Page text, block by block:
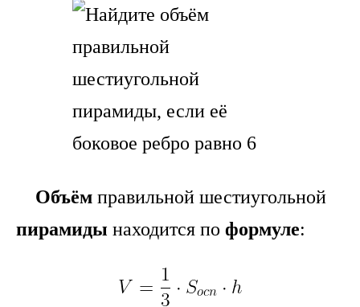
Объём правильной шестиугольной
пирамиды находится по формуле: